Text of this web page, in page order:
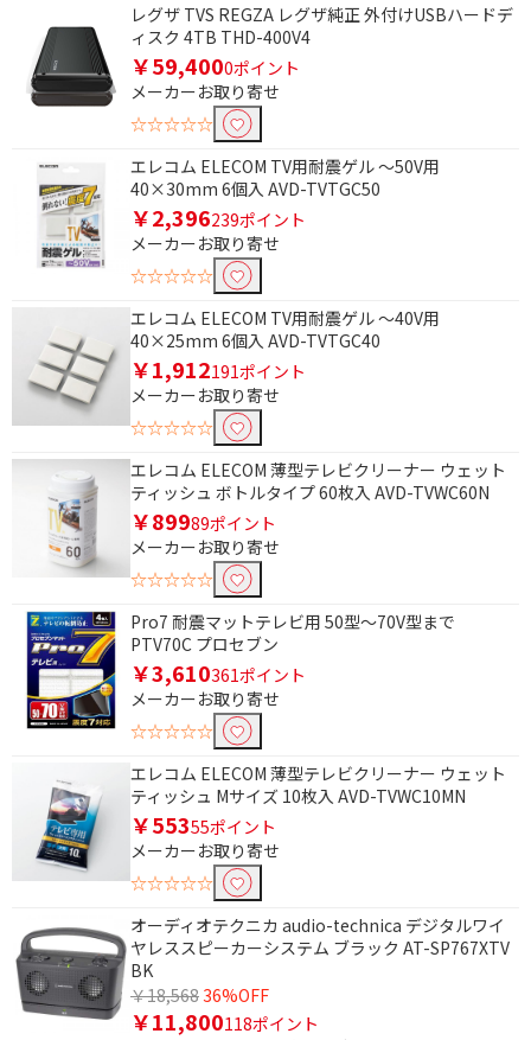
レグザ TVS REGZA レグザ純正 外付けUSBハードデ
ィスク 4TB THD-400V4
￥59,4000ポイント
メーカーお取り寄せ
☆☆☆☆☆
エレコム ELECOM TV用耐震ゲル ～50V用
40×30mm 6個入 AVD-TVTGC50
￥2,396239ポイント
メーカーお取り寄せ
☆☆☆☆☆
エレコム ELECOM TV用耐震ゲル ～40V用
40×25mm 6個入 AVD-TVTGC40
￥1,912191ポイント
メーカーお取り寄せ
☆☆☆☆☆
エレコム ELECOM 薄型テレビクリーナー ウェット
ティッシュ ボトルタイプ 60枚入 AVD-TVWC60N
￥89989ポイント
メーカーお取り寄せ
☆☆☆☆☆
Pro7 耐震マットテレビ用 50型～70V型まで
PTV70C プロセブン
￥3,610361ポイント
メーカーお取り寄せ
☆☆☆☆☆
エレコム ELECOM 薄型テレビクリーナー ウェット
ティッシュ Mサイズ 10枚入 AVD-TVWC10MN
￥55355ポイント
メーカーお取り寄せ
☆☆☆☆☆
オーディオテクニカ audio-technica デジタルワイ
ヤレススピーカーシステム ブラック AT-SP767XTV
BK
￥18,56836%OFF
￥11,800118ポイント
容量で絞り込む
6TB～7TB未満
種類で絞り込む
壁掛け金具
防水機能で絞り込む
防水機能なし
サイズで絞り込む
据え置き型
インターフェイスで絞り込む
USB-A(3.0対応)
Wi-Fi機能で絞り込む
非対応
Bluetooth対応で絞り込む
Bluetooth非対応
Wi-Fiで絞り込む
Wi-Fi非対応
対応テレビサイズで絞り込む
～50インチ
ハイレゾで絞り込む
ハイレゾ非対応